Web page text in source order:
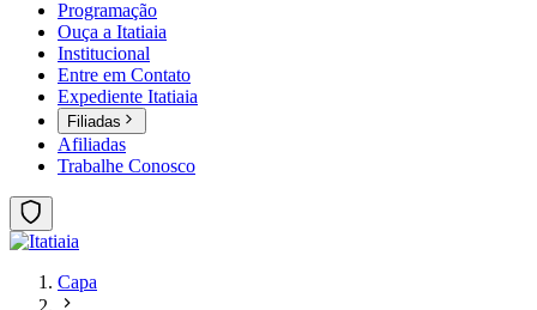
Programação
Ouça a Itatiaia
Institucional
Entre em Contato
Expediente Itatiaia
Filiadas
Afiliadas
Trabalhe Conosco
Capa